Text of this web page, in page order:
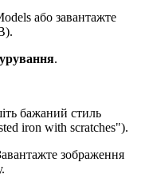
або завантажте
.
бажаний стиль
iron with scratches").
зображення